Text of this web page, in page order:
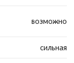
возможно
сильная